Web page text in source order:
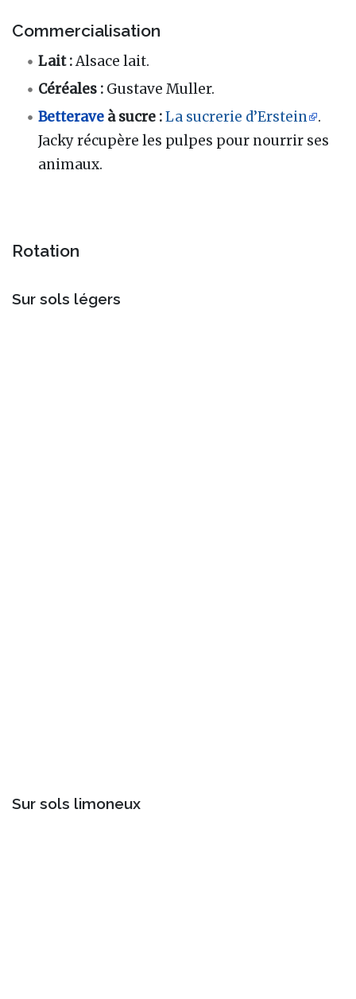
Commercialisation
Lait :Alsace lait.
Céréales : Gustave Muller.
Betterave à sucre :La sucrerie d’Erstein
.
Jacky récupère les pulpes pour nourrir ses
animaux.
Rotation
Sur sols légers
Sur sols limoneux